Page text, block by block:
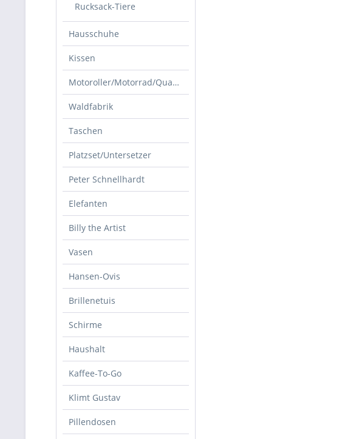
Rucksack-Tiere
Hausschuhe
Kissen
Motoroller/Motorrad/Quad/Zubehör
Waldfabrik
Taschen
Platzset/Untersetzer
Peter Schnellhardt
Elefanten
Billy the Artist
Vasen
Hansen-Ovis
Brillenetuis
Schirme
Haushalt
Kaffee-To-Go
Klimt Gustav
Pillendosen